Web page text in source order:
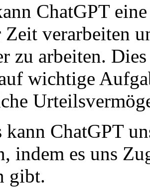
ChatGPT
verarbeiten
zu arbeiten.
wichtige
kann ChatGPT
indem es uns
gibt.